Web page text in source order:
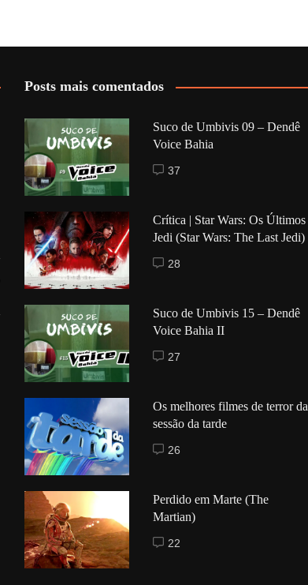
Posts mais comentados
Suco de Umbivis 09 – Dendê
Voice Bahia
37
Crítica | Star Wars: Os Últimos
Jedi (Star Wars: The Last Jedi)
28
Suco de Umbivis 15 – Dendê
Voice Bahia II
27
Os melhores filmes de terror da
sessão da tarde
26
Perdido em Marte (The
Martian)
22